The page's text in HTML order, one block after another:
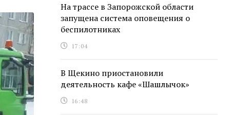
На трассе в Запорожской области
запущена система оповещения о
беспилотниках
17:04
В Щекино приостановили
деятельность кафе «Шашлычок»
16:48